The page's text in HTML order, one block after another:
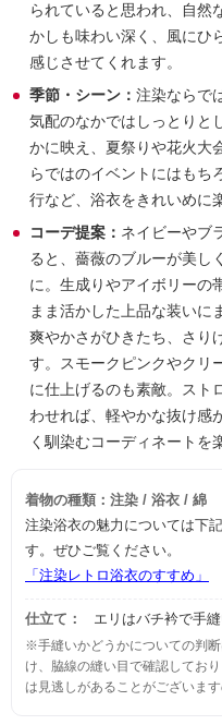
られていると思われ、自然
かしも味わい深く、風にひ
感じさせてくれます。
季節・シーン： 注染ならで
気配のなかではしっとりと
かに映え、夏祭りや花火大
らではのイベントにはもち
行など、浴衣をきれいめに
コーデ提案： ネイビーやブ
ると、薔薇のブルーが美し
に。生成りやアイボリーの
まま活かした上品な装いに
爽やかさがひきたち、さり
す。スモークピンクやクリ
に仕上げるのも素敵。スト
わせれば、軽やかな抜け感
く馴染むコーディネートを
着物の種類：注染 / 浴衣 / 綿
注染浴衣の魅力については下
す。ぜひご覧ください。
「注染レトロ浴衣のすすめ」
仕立て： エリはバチ衿で手縫
※手縫いかどうかについての判
け、脇線の縫い目で確認してお
は見逃しがあることがございま